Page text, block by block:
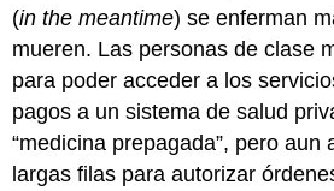
(in the meantime) se enferman
mueren. Las personas de clase
para poder acceder a los
pagos a un sistema de salud
“medicina prepagada”, pero aun
largas filas para autorizar